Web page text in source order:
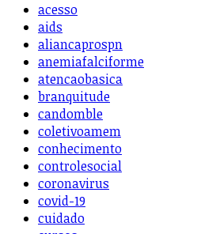
acesso
aids
aliancaprospn
anemiafalciforme
atencaobasica
branquitude
candomble
coletivoamem
conhecimento
controlesocial
coronavirus
covid-19
cuidado